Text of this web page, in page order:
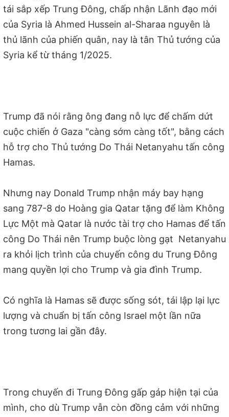
tái sắp xếp Trung Đông, chấp nhận Lãnh đạo mới
của Syria là Ahmed Hussein al-Sharaa nguyên là
thủ lãnh của phiến quân, nay là tân Thủ tướng của
Syria kể từ tháng 1/2025.
Trump đã nói rằng ông đang nỗ lực để chấm dứt
cuộc chiến ở Gaza "càng sớm càng tốt", bằng cách
hỗ trợ cho Thủ tướng Do Thái Netanyahu tấn công
Hamas.
Nhưng nay Donald Trump nhận máy bay hạng
sang 787-8 do Hoàng gia Qatar tặng để làm Không
Lực Một mà Qatar là nước tài trợ cho Hamas để tấn
công Do Thái nên Trump buộc lòng gạt Netanyahu
ra khỏi lịch trình của chuyến công du Trung Đông
mang quyền lợi cho Trump và gia đình Trump.
Có nghĩa là Hamas sẽ được sống sót, tái lập lại lực
lượng và chuẩn bị tấn công Israel một lần nữa
trong tương lai gần đây.
Trong chuyến đi Trung Đông gấp gáp hiện tại của
mình, cho dù Trump vẫn còn đồng cảm với những